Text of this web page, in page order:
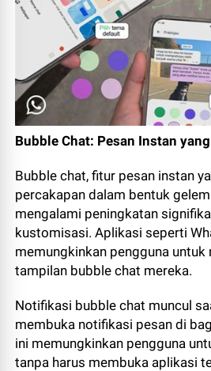
Bubble Chat: Pesan Instan
Bubble chat, fitur pesan instan
percakapan dalam bentuk
mengalami peningkatan
kustomisasi. Aplikasi seperti
memungkinkan pengguna untuk
tampilan bubble chat mereka.
Notifikasi bubble chat muncul
membuka notifikasi pesan di
ini memungkinkan pengguna
tanpa harus membuka aplikasi